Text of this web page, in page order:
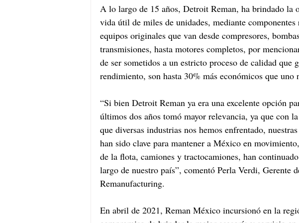
A lo largo de 15 años, Detroit Reman, ha brindado la
vida útil de miles de unidades, mediante componentes
equipos originales que van desde compresores,
transmisiones, hasta motores completos, por
de ser sometidos a un estricto proceso de calidad que
rendimiento, son hasta 30% más económicos que uno
“Si bien Detroit Reman ya era una excelente opción
últimos dos años tomó mayor relevancia, ya que con
que diversas industrias nos hemos enfrentado,
han sido clave para mantener a México en
de la flota, camiones y tractocamiones, han
largo de nuestro país”, comentó Perla Verdi, Gerente
Remanufacturing.
En abril de 2021, Reman México incursionó en la